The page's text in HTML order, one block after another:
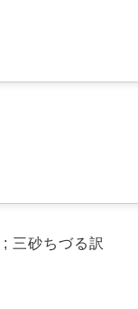
三砂ちづる訳